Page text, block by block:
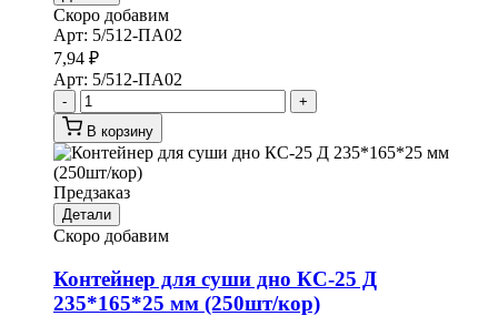
Скоро добавим
Арт: 5/512-ПА02
7,94 ₽
Арт: 5/512-ПА02
-
+
В корзину
Предзаказ
Детали
Скоро добавим
Контейнер для суши дно КС-25 Д
235*165*25 мм (250шт/кор)